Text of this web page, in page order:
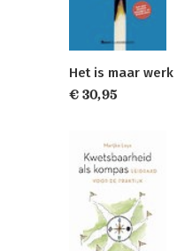
Het is maar werk
€ 30,95